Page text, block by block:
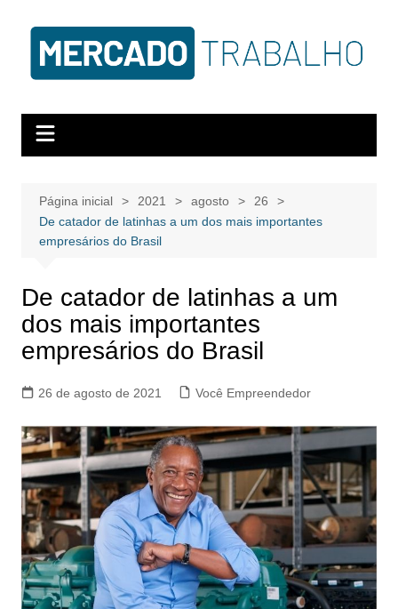
Página inicial 2021 agosto
26
De catador de latinhas a um dos mais importantes
empresários do Brasil
De catador de latinhas a um
dos mais importantes
empresários do Brasil
26 de agosto de 2021 Você Empreendedor